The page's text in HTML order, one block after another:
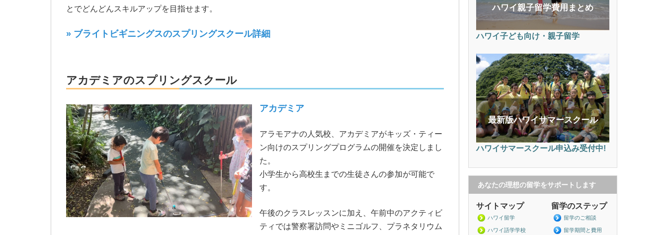
とでどんどんスキルアップを目指せます。
» ブライトビギニングスのスプリングスクール詳細
アカデミアのスプリングスクール
アカデミア
アラモアナの人気校、アカデミアがキッズ・ティー
ン向けのスプリングプログラムの開催を決定しまし
た。
小学生から高校生までの生徒さんの参加が可能で
す。
午後のクラスレッスンに加え、午前中のアクティビ
ティでは警察署訪問やミニゴルフ、プラネタリウム
ハワイ親子留学費用まとめ
ハワイ子ども向け・親子留学
最新版ハワイサマースクール
ハワイサマースクール申込み受付中!
あなたの理想の留学をサポートします
留学のステップ
留学のご相談
留学期間と費用
サイトマップ
ハワイ留学
ハワイ語学学校